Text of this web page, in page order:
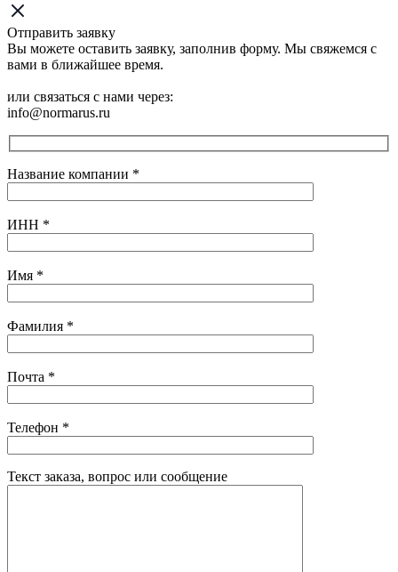
Отправить заявку
Вы можете оставить заявку, заполнив форму. Мы свяжемся с
вами в ближайшее время.
или связаться с нами через:
info@normarus.ru
Название компании *
ИНН *
Имя *
Фамилия *
Почта *
Телефон *
Текст заказа, вопрос или сообщение